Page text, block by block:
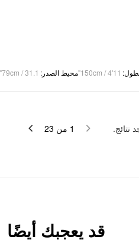
:
150cm / 4'11" محيط الصدر:
79cm / 31.1"
نتائج. 1 من 23
قد يعجبك أيضًا